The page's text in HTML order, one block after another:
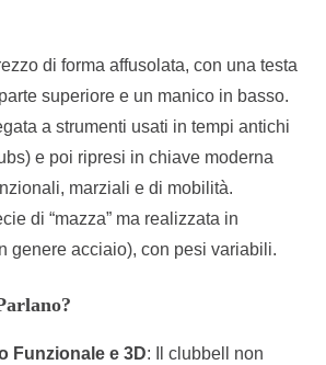
di forma affusolata, con una testa
superiore e un manico in basso.
a strumenti usati in tempi antichi
e poi ripresi in chiave moderna
marziali e di mobilità.
di “mazza” ma realizzata in
genere acciaio), con pesi variabili.
Funzionale e 3D: Il clubbell non